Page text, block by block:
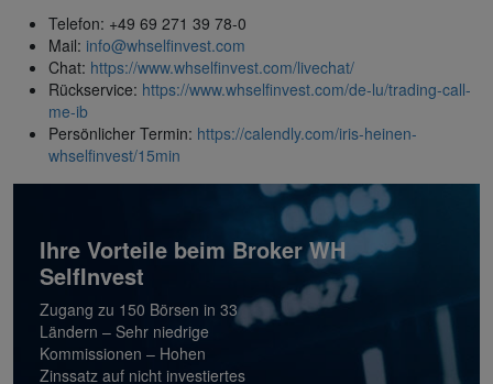
Telefon: +49 69 271 39 78-0
Mail: info@whselfinvest.com
Chat: https://www.whselfinvest.com/livechat/
Rückservice: https://www.whselfinvest.com/de-lu/trading-call-
me-ib
Persönlicher Termin: https://calendly.com/iris-heinen-
whselfinvest/15min
Ihre Vorteile beim Broker WH
SelfInvest
Zugang zu 150 Börsen in 33
Ländern – Sehr niedrige
Kommissionen – Hohen
Zinssatz auf nicht investiertes